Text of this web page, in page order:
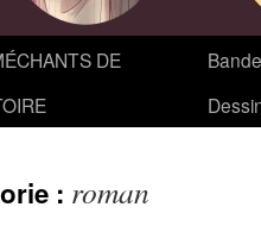
DE
: roman